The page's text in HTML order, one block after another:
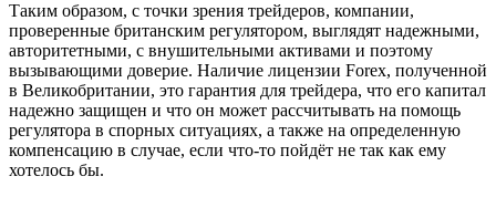
Таким образом, с точки зрения трейдеров, компании,
проверенные британским регулятором, выглядят надежными,
авторитетными, с внушительными активами и поэтому
вызывающими доверие. Наличие лицензии Forex, полученной
в Великобритании, это гарантия для трейдера, что его капитал
надежно защищен и что он может рассчитывать на помощь
регулятора в спорных ситуациях, а также на определенную
компенсацию в случае, если что-то пойдёт не так как ему
хотелось бы.